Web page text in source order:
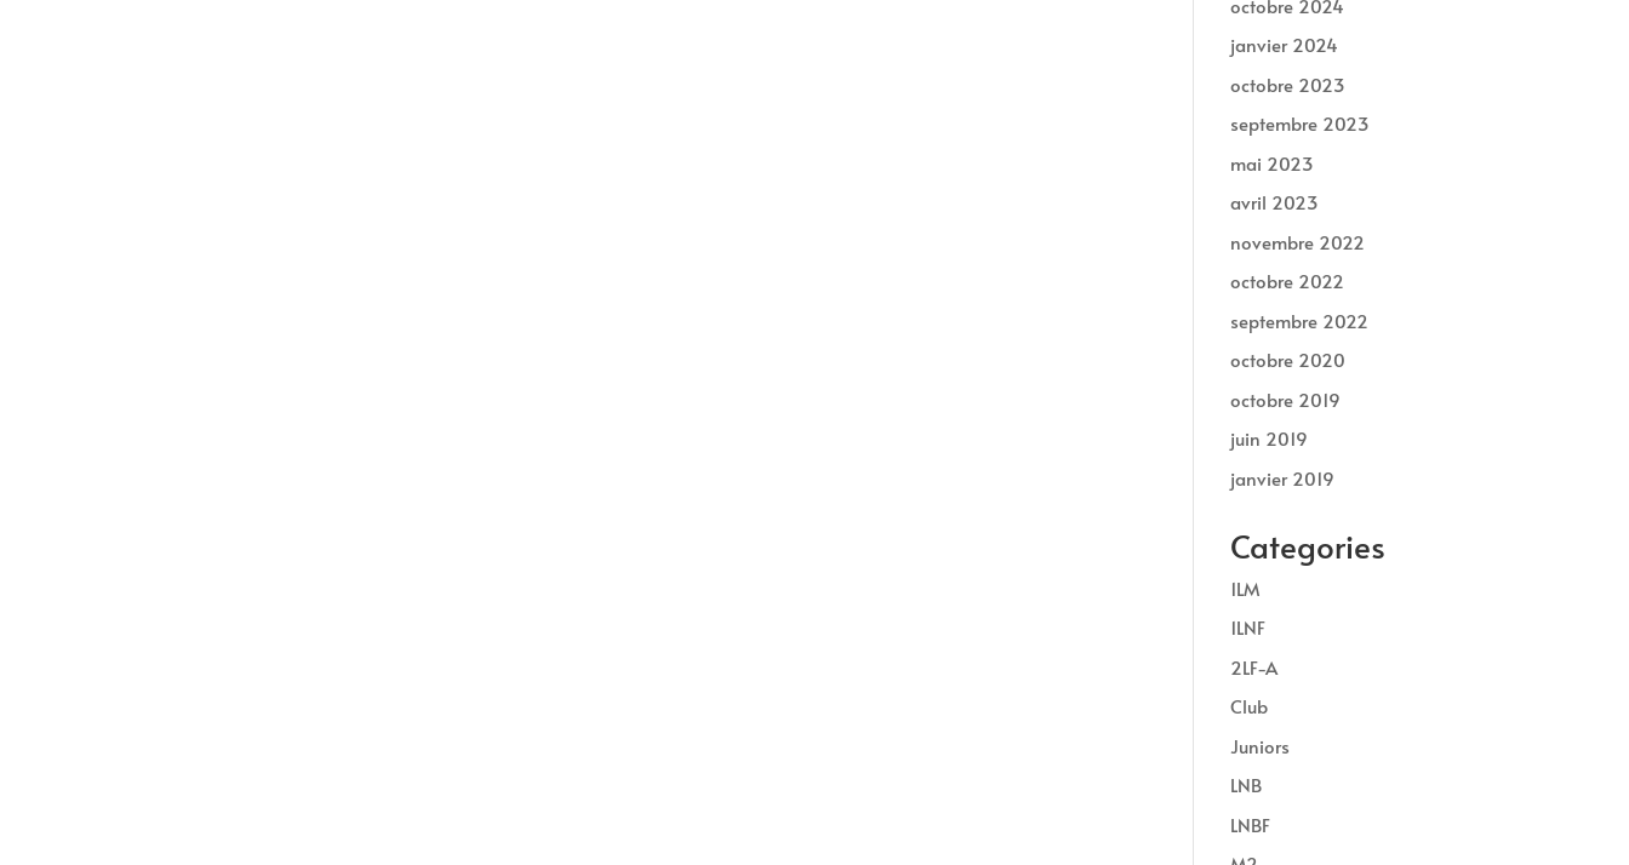
octobre 2024
janvier 2024
octobre 2023
septembre 2023
mai 2023
avril 2023
novembre 2022
octobre 2022
septembre 2022
octobre 2020
octobre 2019
juin 2019
janvier 2019
Categories
1LM
1LNF
2LF-A
Club
Juniors
LNB
LNBF